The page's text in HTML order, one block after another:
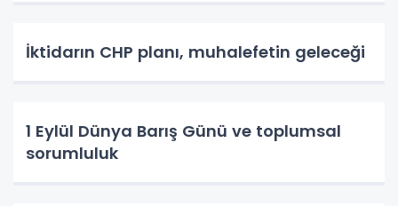
İktidarın CHP planı, muhalefetin geleceği
1 Eylül Dünya Barış Günü ve toplumsal
sorumluluk